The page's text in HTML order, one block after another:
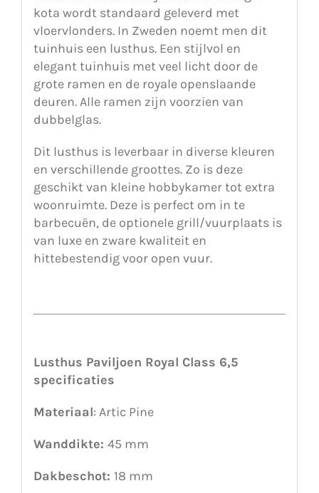
kota wordt standaard geleverd met
vloervlonders. In Zweden noemt men dit
tuinhuis een lusthus. Een stijlvol en
elegant tuinhuis met veel licht door de
grote ramen en de royale openslaande
deuren. Alle ramen zijn voorzien van
dubbelglas.
Dit lusthus is leverbaar in diverse kleuren
en verschillende groottes. Zo is deze
geschikt van kleine hobbykamer tot extra
woonruimte. Deze is perfect om in te
barbecuën, de optionele grill/vuurplaats is
van luxe en zware kwaliteit en
hittebestendig voor open vuur.
Lusthus Paviljoen Royal Class 6,5
specificaties
Materiaal: Artic Pine
Wanddikte: 45 mm
Dakbeschot: 18 mm